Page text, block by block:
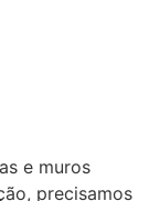
e muros
precisamos